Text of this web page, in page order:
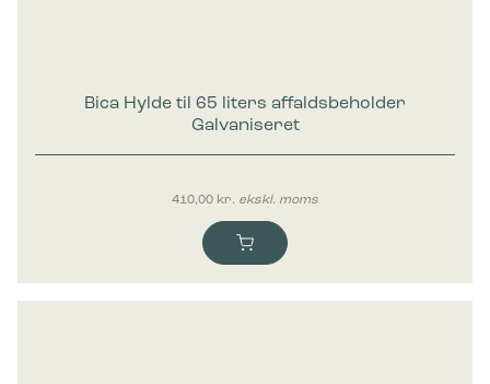
Bica Hylde til 65 liters affaldsbeholder
Galvaniseret
410,00kr. ekskl. moms